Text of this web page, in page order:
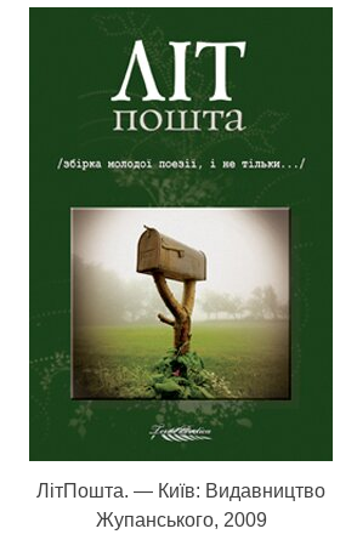
ЛітПошта. — Київ: Видавництво
Жупанського, 2009